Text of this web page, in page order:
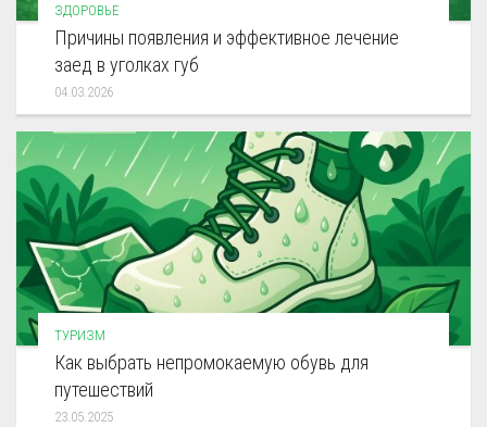
ЗДОРОВЬЕ
Причины появления и эффективное лечение
заед в уголках губ
04.03.2026
ТУРИЗМ
Как выбрать непромокаемую обувь для
путешествий
23.05.2025